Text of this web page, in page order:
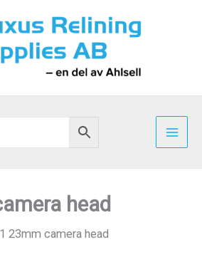
head
23mm camera head